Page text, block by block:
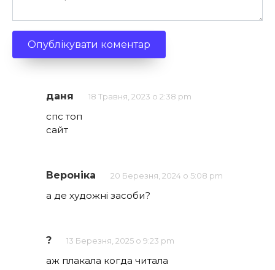
даня 18 Травня, 2023 о 2:38 pm
спс топ
сайт
Вероніка 20 Березня, 2024 о 5:08 pm
а де художні засоби?
? 13 Березня, 2025 о 9:23 pm
аж плакала когда читала